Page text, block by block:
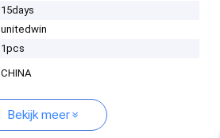
15days
unitedwin
1pcs
CHINA
Bekijk meer